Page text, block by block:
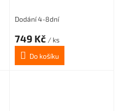
Dodání 4-8dní
749 Kč / ks
Do košíku